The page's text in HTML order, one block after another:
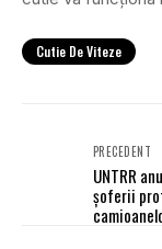
Cutie De Viteze
PRECEDENT
UNTRR
șoferii